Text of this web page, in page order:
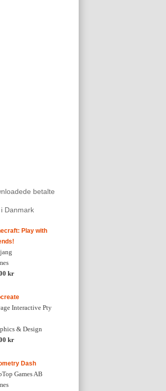
betalte
Danmark
Play with
kr
Interactive Pty
& Design
kr
Dash
Games AB